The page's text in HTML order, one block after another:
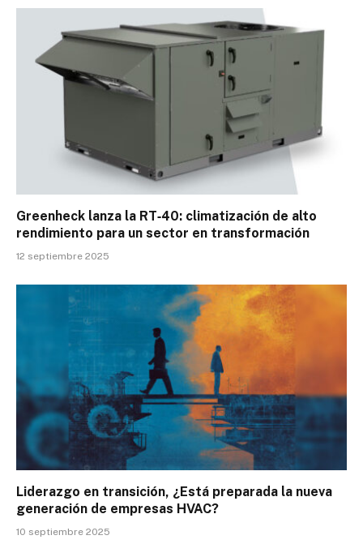
Greenheck lanza la RT‑40: climatización de alto
rendimiento para un sector en transformación
12 septiembre 2025
Liderazgo en transición, ¿Está preparada la nueva
generación de empresas HVAC?
10 septiembre 2025